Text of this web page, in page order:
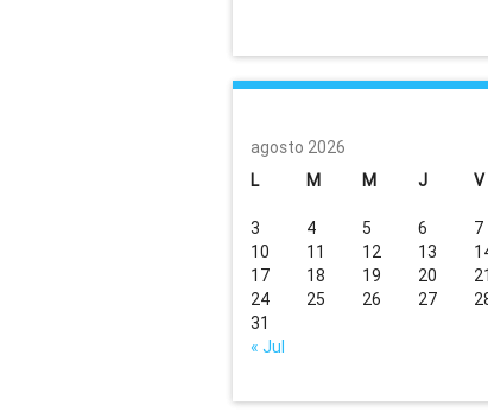
agosto 2026
L
M M J V
« Jul
3
4 5 6 7
10
11 12 13
17
18 19 20 21
24
25 26 27
31